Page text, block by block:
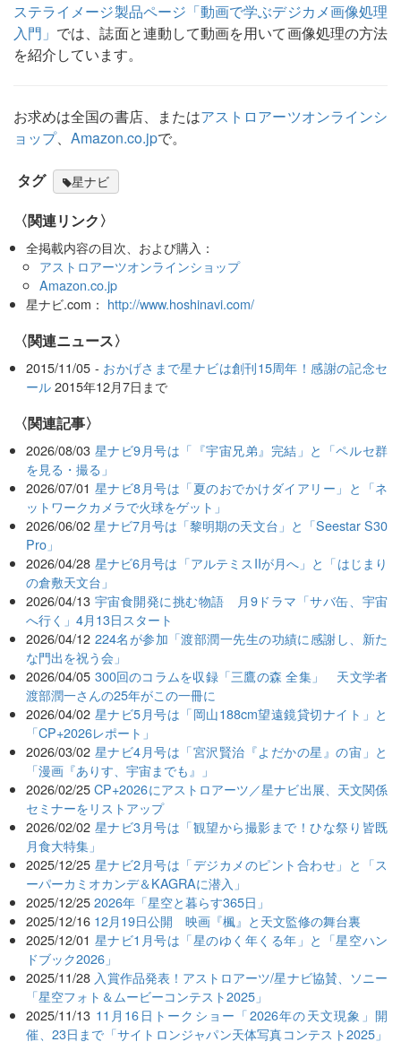
ステライメージ製品ページ「動画で学ぶデジカメ画像処理
入門」 では、誌面と連動して動画を用いて画像処理の方法
を紹介しています。
お求めは全国の書店、またはアストロアーツオンラインシ
ョップ、 Amazon.co.jpで。
タグ 星ナビ
〈関連リンク〉
全掲載内容の目次、および購入：
アストロアーツオンラインショップ
Amazon.co.jp
星ナビ.com： http://www.hoshinavi.com/
〈関連ニュース〉
2015/11/05 - おかげさまで星ナビは創刊15周年！感謝の記念セ
ール2015年12月7日まで
関連記事
2026/08/03 星ナビ9月号は「『宇宙兄弟』完結」と「ペルセ群
を見る・撮る」
2026/07/01 星ナビ8月号は「夏のおでかけダイアリー」と「ネ
ットワークカメラで火球をゲット」
2026/06/02 星ナビ7月号は「黎明期の天文台」と「Seestar S30
Pro」
2026/04/28 星ナビ6月号は「アルテミスIIが月へ」と「はじまり
の倉敷天文台」
2026/04/13 宇宙食開発に挑む物語 月9ドラマ「サバ缶、宇宙
へ行く」4月13日スタート
2026/04/12 224名が参加「渡部潤一先生の功績に感謝し、新た
な門出を祝う会」
2026/04/05 300回のコラムを収録「三鷹の森 全集」 天文学者
渡部潤一さんの25年がこの一冊に
2026/04/02 星ナビ5月号は「岡山188cm望遠鏡貸切ナイト」と
「CP+2026レポート」
2026/03/02 星ナビ4月号は「宮沢賢治『よだかの星』の宙」と
「漫画『ありす、宇宙までも』」
2026/02/25 CP+2026にアストロアーツ／星ナビ出展、天文関係
セミナーをリストアップ
2026/02/02 星ナビ3月号は「観望から撮影まで！ひな祭り皆既
月食大特集」
2025/12/25 星ナビ2月号は「デジカメのピント合わせ」と「ス
ーパーカミオカンデ＆KAGRAに潜入」
2025/12/25 2026年「星空と暮らす365日」
2025/12/16 12月19日公開 映画『楓』と天文監修の舞台裏
2025/12/01 星ナビ1月号は「星のゆく年くる年」と「星空ハン
ドブック2026」
2025/11/28 入賞作品発表！アストロアーツ/星ナビ協賛、ソニー
「星空フォト＆ムービーコンテスト2025」
2025/11/13 11月16日トークショー「2026年の天文現象」開
催、23日まで「サイトロンジャパン天体写真コンテスト2025」